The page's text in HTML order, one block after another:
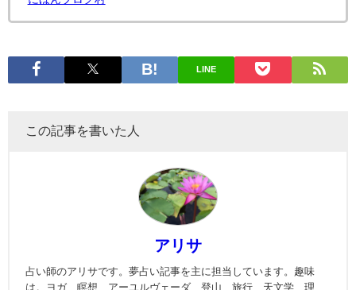
LINE
この記事を書いた人
アリサ
占い師のアリサです。夢占い記事を主に担当しています。趣味
は。ヨガ、瞑想、アーユルヴェーダ、登山、旅行、天文学、理